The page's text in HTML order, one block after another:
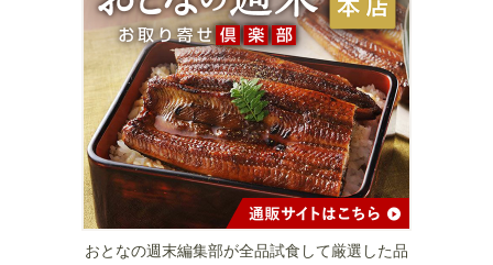
おとなの週末編集部が全品試食して厳選した品